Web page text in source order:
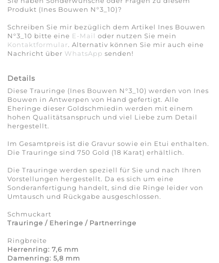
Produkt (Ines Bouwen N°3_10)?
Schreiben Sie mir bezüglich dem Artikel Ines Bouwen
N°3_10 bitte eine E-Mail oder nutzen Sie mein
Kontaktformular. Alternativ können Sie mir auch eine
Nachricht über WhatsApp senden!
Details
Diese Trauringe (Ines Bouwen N°3_10) werden von Ines
Bouwen in Antwerpen von Hand gefertigt. Alle
Eheringe dieser Goldschmiedin werden mit einem
hohen Qualitätsanspruch und viel Liebe zum Detail
hergestellt.
Im Gesamtpreis ist die Gravur sowie ein Etui enthalten.
Die Trauringe sind 750 Gold (18 Karat) erhältlich.
Die Trauringe werden speziell für Sie und nach Ihren
Vorstellungen hergestellt. Da es sich um eine
Sonderanfertigung handelt, sind die Ringe leider von
Umtausch und Rückgabe ausgeschlossen.
Schmuckart
Trauringe / Eheringe / Partnerringe
Ringbreite
Herrenring: 7,6 mm
Damenring: 5,8 mm